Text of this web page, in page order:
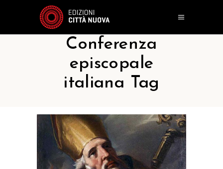
Conferenza
episcopale
italiana Tag